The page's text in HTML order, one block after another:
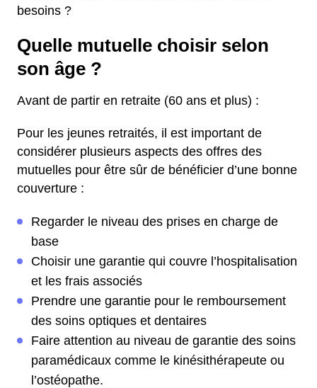
besoins ?
Quelle mutuelle choisir selon
son âge ?
Avant de partir en retraite (60 ans et plus) :
Pour les jeunes retraités, il est important de
considérer plusieurs aspects des offres des
mutuelles pour être sûr de bénéficier d’une bonne
couverture :
Regarder le niveau des prises en charge de
base
Choisir une garantie qui couvre l’hospitalisation
et les frais associés
Prendre une garantie pour le remboursement
des soins optiques et dentaires
Faire attention au niveau de garantie des soins
paramédicaux comme le kinésithérapeute ou
l’ostéopathe.